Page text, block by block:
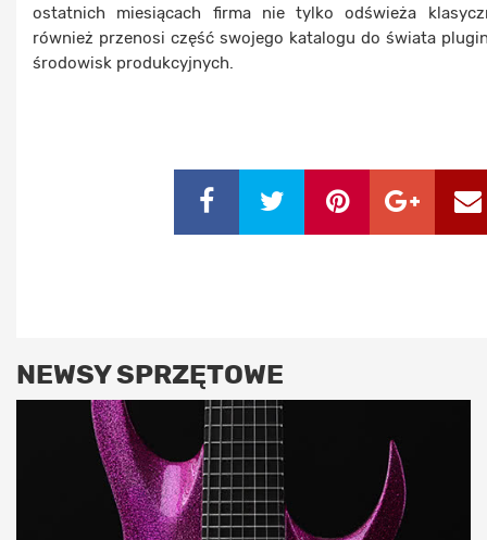
ostatnich miesiącach firma nie tylko odświeża
również przenosi część swojego katalogu do świata
środowisk produkcyjnych.
NEWSY SPRZĘTOWE